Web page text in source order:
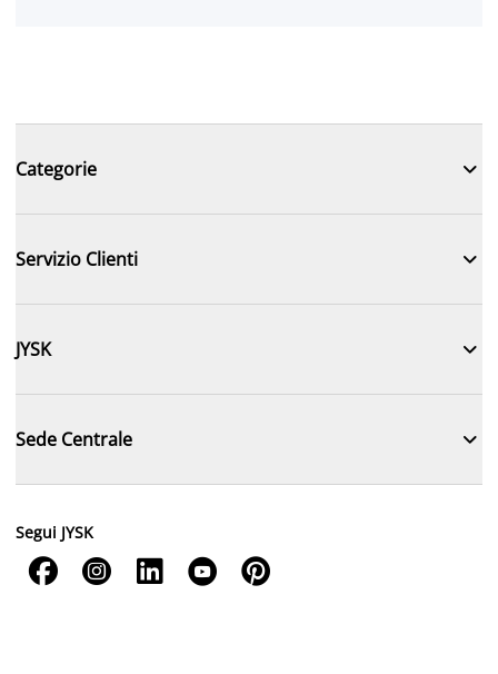
Categorie 
Servizio Clienti 
JYSK 
Sede Centrale 
Segui JYSK
    